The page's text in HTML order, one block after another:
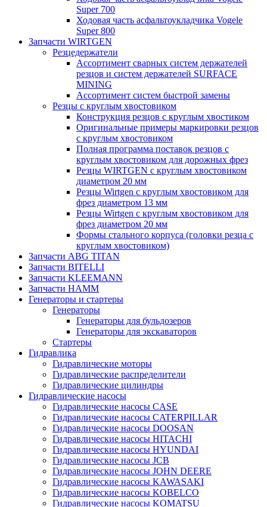
Super 700
Ходовая часть асфальтоукладчика Vogele
Super 800
Запчасти WIRTGEN
Резцедержатели
Ассортимент сварных систем держателей
резцов и систем держателей SURFACE
MINING
Ассортимент систем быстрой замены
Резцы с круглым хвостовиком
Конструкция резцов с круглым хвостиком
Оригинальные примеры маркировки резцов
с круглым хвостовиком
Полная программа поставок резцов с
круглым хвостовиком для дорожных фрез
Резцы WIRTGEN с круглым хвостовиком
диаметром 20 мм
Резцы Wirtgen с круглым хвостовиком для
фрез диаметром 13 мм
Резцы Wirtgen с круглым хвостовиком для
фрез диаметром 20 мм
Формы стального корпуса (головки резца с
круглым хвостовиком)
Запчасти ABG TITAN
Запчасти BITELLI
Запчасти KLEEMANN
Запчасти HAMM
Генераторы и стартеры
Генераторы
Генераторы для бульдозеров
Генераторы для экскаваторов
Стартеры
Гидравлика
Гидравлические моторы
Гидравлические распределители
Гидравлические цилиндры
Гидравлические насосы
Гидравлические насосы CASE
Гидравлические насосы CATERPILLAR
Гидравлические насосы DOOSAN
Гидравлические насосы HITACHI
Гидравлические насосы HYUNDAI
Гидравлические насосы JCB
Гидравлические насосы JOHN DEERE
Гидравлические насосы KAWASAKI
Гидравлические насосы KOBELCO
Гидравлические насосы KOMATSU